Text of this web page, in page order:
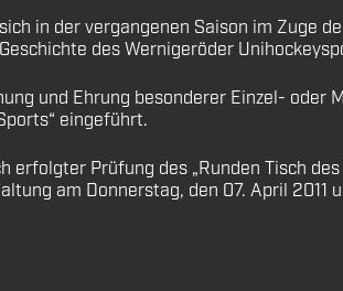
in der vergangenen Saison im Zuge
des Wernigeröder
und Ehrung besonderer Einzel- oder
eingeführt.
erfolgter Prüfung des „Runden Tisch
am Donnerstag, den 07. April 2011